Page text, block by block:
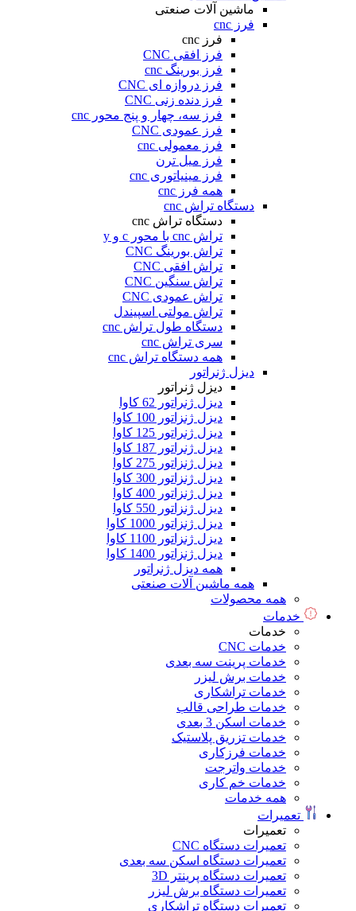
ماشین آلات صنعتی
فرز cnc
فرز cnc
فرز افقی CNC
فرز بورینگ cnc
فرز دروازه ای CNC
فرز دنده زنی CNC
فرز سه، چهار و پنج محور cnc
فرز عمودی CNC
فرز معمولی cnc
فرز میل ترن
فرز مینیاتوری cnc
همه فرز cnc
دستگاه تراش cnc
دستگاه تراش cnc
تراش cnc با محور c و y
تراش بورینگ CNC
تراش افقی CNC
تراش سنگین CNC
تراش عمودی CNC
تراش مولتی اسپیندل
دستگاه طول تراش cnc
سری تراش cnc
همه دستگاه تراش cnc
دیزل ژنراتور
دیزل ژنراتور
دیزل ژنراتور 62 کاوا
دیزل ژنزاتور 100 کاوا
دیزل ژنراتور 125 کاوا
دیزل ژنراتور 187 کاوا
دیزل ژنزاتور 275 کاوا
دیزل ژنزاتور 300 کاوا
دیزل ژنزاتور 400 کاوا
دیزل ژنزاتور 550 کاوا
دیزل ژنزاتور 1000 کاوا
دیزل ژنزاتور 1100 کاوا
دیزل ژنزاتور 1400 کاوا
همه دیزل ژنراتور
همه ماشین آلات صنعتی
همه محصولات
خدمات
خدمات
خدمات CNC
خدمات پرینت سه بعدی
خدمات برش لیزر
خدمات تراشکاری
خدمات طراحی قالب
خدمات اسکن 3 بعدی
خدمات تزریق پلاستیک
خدمات فرزکاری
خدمات واترجت
خدمات خم کاری
همه خدمات
تعمیرات
تعمیرات
تعمیرات دستگاه CNC
تعمیرات دستگاه اسکن سه بعدی
تعمیرات دستگاه پرینتر 3D
تعمیرات دستگاه برش لیزر
تعمیرات دستگاه تراشکاری